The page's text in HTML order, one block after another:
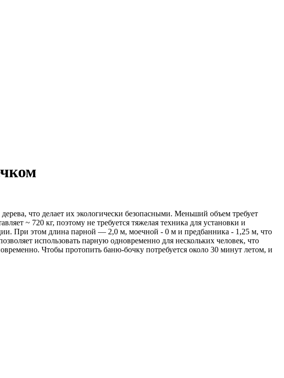
что делает их экологически безопасными. Меньший объем требует
~ 720 кг, поэтому не требуется тяжелая техника для установки и
При этом длина парной — 2,0 м, моечной - 0 м и предбанника - 1,25 м, что
использовать парную одновременно для нескольких человек, что
Чтобы протопить баню-бочку потребуется около 30 минут летом, и